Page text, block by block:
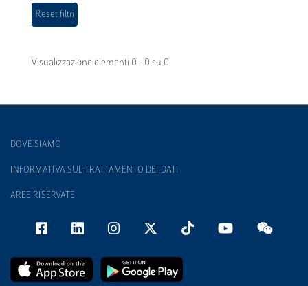
Visualizzazione elementi 0 - 0 su 0
DOVE SIAMO
INFORMATIVA SUL TRATTAMENTO DEI DATI
AREE RISERVATE